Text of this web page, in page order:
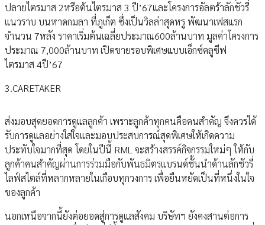
ปลายไตรมาส 2หรือต้นไตรมาส 3 ปี’67และโครงการอัลตร้าลักชัวรี่
แนวราบ บนหาดกมลา ที่ภูเก็ต ซึ่งเป็นวิลล่าสุดหรู พัฒนาเฟสแรก
จำนวน 7หลัง ราคาเริ่มต้นเฉลี่ยประมาณ600ล้านบาท มูลค่าโครงการ
ประมาณ 7,000ล้านบาท เปิดขายรอบพิเศษแบบเอ็กซ์คลูซีฟ
ไตรมาส 4ปี’67
3.CARETAKER
ส่งมอบสุดยอดการดูแลลูกค้า เพราะลูกค้าทุกคนคือคนสำคัญ จึงควรได้
รับการดูแลอย่างใส่ใจและมอบประสบการณ์สุดพิเศษให้เกิดความ
ประทับใจมากที่สุด โดยในปีนี้ RML จะสร้างสรรค์กิจกรรมใหม่ๆ ให้กับ
ลูกค้าคนสำคัญผ่านการร่วมมือกับพันธมิตรแบรนด์ชั้นนำด้านลักชัวรี่
ไลฟ์สไตล์ที่หลากหลายในเกือบทุกวงการ เพื่อยืนหยัดเป็นที่หนึ่งในใจ
ของลูกค้า
นอกเหนือจากนี้ยังต่อยอดสู่การดูแลสังคม บริษัทฯ ยังคงสานต่อการ